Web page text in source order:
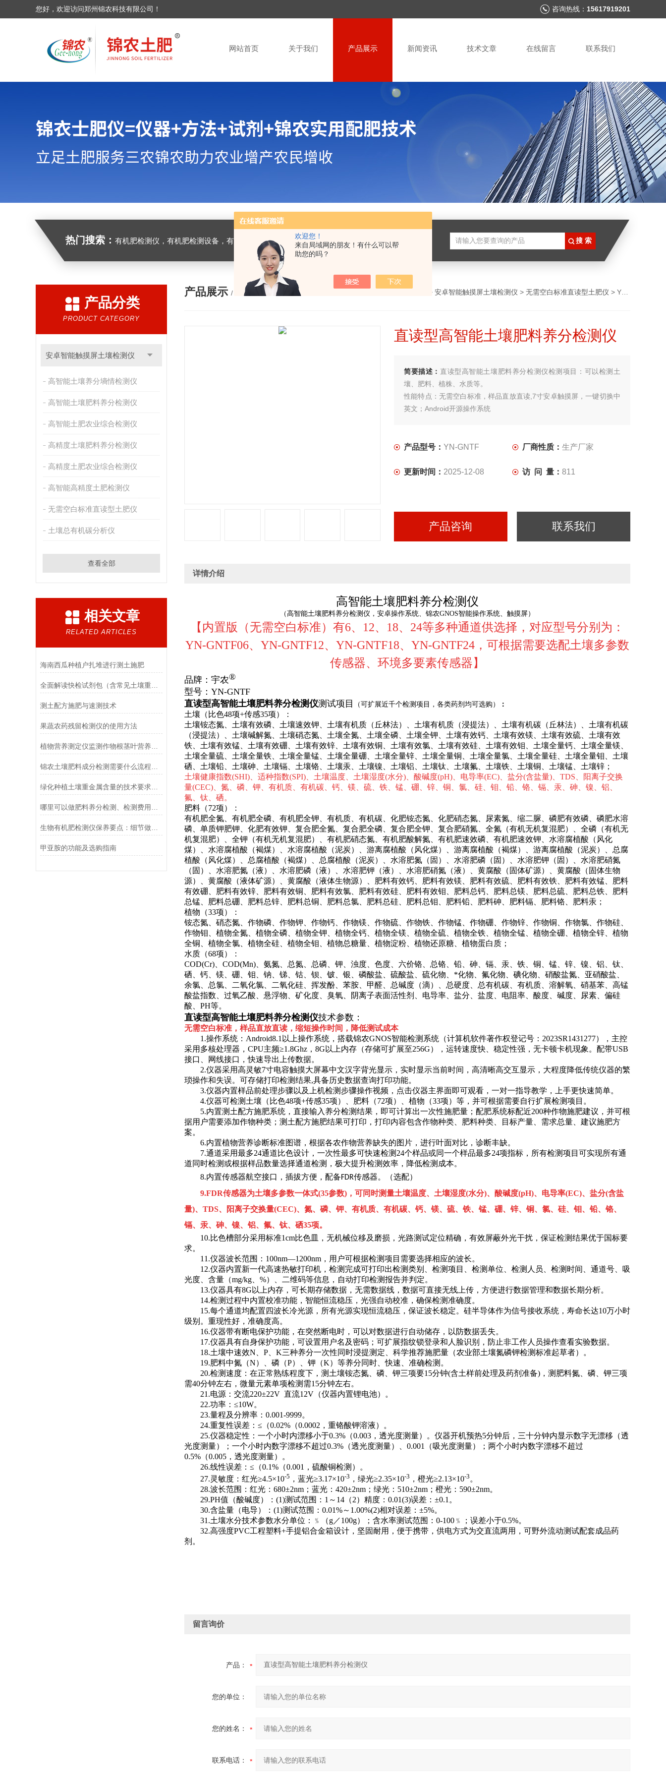
欢迎您！
来自局域网的朋友！有什么可以帮
助您的吗？
您好，欢迎访问郑州锦农科技有限公司！ 咨询热线： 15617919201
网站首页 关于我们 产品展示 新闻资讯 技术文章 在线留言 联系我们
热门搜索： 有机肥检测仪，有机肥检测设备，有机肥实验室设备，生物有机肥检测仪器，有机肥化验仪，有机肥实验室建设
产品分类
PRODUCT CATEGORY
安卓智能触摸屏土壤检测仪
高智能土壤养分墒情检测仪
高智能土壤肥料养分检测仪
高智能土肥农业综合检测仪
高精度土壤肥料养分检测仪
高精度土肥农业综合检测仪
高智能高精度土肥检测仪
无需空白标准直读型土肥仪
土壤总有机碳分析仪
查看全部
相关文章
RELATED ARTICLES
海南西瓜种植户扎堆进行测土施肥
全面解读快检试剂包（含常见土壤重金属快检）是什么？
测土配方施肥与速测技术
果蔬农药残留检测仪的使用方法
植物营养测定仪监测作物根茎叶营养元素需求
绿化种植土壤重金属含量的技术要求及检测仪器
生物有机肥检测仪保养要点：细节做对，省心又耐用
甲亚胺的功能及选购指南
产品展示 / PRODUCTS > 安卓智能触摸屏土壤检测仪 > 无需空白标准直读型土肥仪 > YN-GNTF直读型高智能土壤肥料养分检测仪
直读型高智能土壤肥料养分检测仪
简要描述： 直读型高智能土壤肥料养分检测仪检测项目：可以检测土
壤、肥料、植株、水质等。
性能特点：无需空白标准，样品直放直读,7寸安卓触摸屏，一键切换中
英文；Android开源操作系统
产品型号： YN-GNTF 厂商性质： 生产厂家
更新时间： 2025-12-08 访 问 量： 811
产品咨询 联系我们
详情介绍
高智能土壤肥料养分检测仪
（高智能土壤肥料养分检测仪，安卓操作系统、锦农GNOS智能操作系统、触摸屏）
【 内置版（无需空白标准） 有6、12、18、24等多种通道供选择， 对应型号分别为：
YN-GNTF06、 YN-GNTF12、 YN-GNTF18、 YN-GNTF24， 可根据需要选配土壤多参数
传感器、环境多要素传感器】
品牌：宇农®
型号：YN-GNTF
直读型高智能土壤肥料养分检测仪测试项目 （可扩展近千个检测项目，各类药剂均可选购） ：
土壤（比色48项+传感35项）：
土壤铵态氮、土壤有效磷、土壤速效钾、土壤有机质（丘林法）、土壤有机质（浸提法）、土壤有机碳（丘林法）、土壤有机碳
（浸提法）、土壤碱解氮、土壤硝态氮、土壤全氮、土壤全磷、土壤全钾、土壤有效钙、土壤有效镁、土壤有效硫、土壤有效
铁、土壤有效锰、土壤有效硼、土壤有效锌、土壤有效铜、土壤有效氯、土壤有效硅、土壤有效钼、土壤全量钙、土壤全量镁、
土壤全量硫、土壤全量铁、土壤全量锰、土壤全量硼、土壤全量锌、土壤全量铜、土壤全量氯、土壤全量硅、土壤全量钼、土壤
硒、土壤铅、土壤砷、土壤镉、土壤铬、土壤汞、土壤镍、土壤铝、土壤钛、土壤氟、土壤铁、土壤铜、土壤锰、土壤锌；
土壤健康指数(SHI)、适种指数(SPI)、土壤温度、土壤湿度(水分)、酸碱度(pH)、电导率(EC)、盐分(含盐量)、TDS、阳离子交换
量(CEC)、氮、磷、钾、有机质、有机碳、钙、镁、硫、铁、锰、硼、锌、铜、氯、硅、钼、铅、铬、镉、汞、砷、镍、铝、
氟、钛、硒。
肥料（72项）：
有机肥全氮、有机肥全磷、有机肥全钾、有机质、有机碳、化肥铵态氮、化肥硝态氮、尿素氮、缩二脲、磷肥有效磷、磷肥水溶
磷、单质钾肥钾、化肥有效钾、复合肥全氮、复合肥全磷、复合肥全钾、复合肥硝氮、全氮（有机无机复混肥）、全磷（有机无
机复混肥）、全钾（有机无机复混肥）、有机肥硝态氮、有机肥酸解氮、有机肥速效磷、有机肥速效钾、水溶腐植酸（风化
煤）、水溶腐植酸（褐煤）、水溶腐植酸（泥炭）、游离腐植酸（风化煤）、游离腐植酸（褐煤）、游离腐植酸（泥炭）、总腐
植酸（风化煤）、总腐植酸（褐煤）、总腐植酸（泥炭）、水溶肥氮（固）、水溶肥磷（固）、水溶肥钾（固）、水溶肥硝氮
（固）、水溶肥氮（液）、水溶肥磷（液）、水溶肥钾（液）、水溶肥硝氮（液）、黄腐酸（固体矿源）、黄腐酸（固体生物
源）、黄腐酸（液体矿源）、黄腐酸（液体生物源）、肥料有效钙、肥料有效镁、肥料有效硫、肥料有效铁、肥料有效锰、肥料
有效硼、肥料有效锌、肥料有效铜、肥料有效氯、肥料有效硅、肥料有效钼、肥料总钙、肥料总镁、肥料总硫、肥料总铁、肥料
总锰、肥料总硼、肥料总锌、肥料总铜、肥料总氯、肥料总硅、肥料总钼、肥料铅、肥料砷、肥料镉、肥料铬、肥料汞；
植物（33项）：
铵态氮、硝态氮、作物磷、作物钾、作物钙、作物镁、作物硫、作物铁、作物锰、作物硼、作物锌、作物铜、作物氯、作物硅、
作物钼、植物全氮、植物全磷、植物全钾、植物全钙、植物全镁、植物全硫、植物全铁、植物全锰、植物全硼、植物全锌、植物
全铜、植物全氯、植物全硅、植物全钼、植物总糖量、植物淀粉、植物还原糖、植物蛋白质；
水质（68项）：
COD(Cr)、COD(Mn)、氨氮、总氮、总磷、钾、浊度、色度、六价铬、总铬、铅、砷、镉、汞、铁、铜、锰、锌、镍、铝、钛、
硒、钙、镁、硼、钼、钠、锑、钴、钡、铍、银、磷酸盐、硫酸盐、硫化物、*化物、氟化物、碘化物、硝酸盐氮、亚硝酸盐、
余氯、总氯、二氧化氯、二氧化硅、挥发酚、苯胺、甲醛、总碱度（滴）、总硬度、总有机碳、有机质、溶解氧、硝基苯、高锰
酸盐指数、过氧乙酸、悬浮物、矿化度、臭氧、阴离子表面活性剂、电导率、盐分、盐度、电阻率、酸度、碱度、尿素、偏硅
酸、PH等。
直读型高智能土壤肥料养分检测仪技术参数：
无需空白标准，样品直放直读 ， 缩短操作时间，降低测试成本
1.操作系统：Android8.1以上操作系统，搭载锦农GNOS智能检测系统（计算机软件著作权登记号：2023SR1431277），主控
采用多核处理器，CPU主频≥1.8Ghz，8G以上内存（存储可扩展至256G），运转速度快、稳定性强，无卡顿卡机现象。配带USB
接口、网线接口，快速导出上传数据。
2.仪器采用高灵敏7寸电容触摸大屏幕中文汉字背光显示，实时显示当前时间，高清晰高交互显示，大程度降低传统仪器的繁
琐操作和失误。可存储打印检测结果,具备历史数据查询打印功能。
3.仪器内置样品前处理步骤以及上机检测步骤操作视频，点击仪器主界面即可观看，一对一指导教学，上手更快速简单。
4.仪器可检测土壤（比色48项+传感35项）、肥料（72项）、植物（33项）等，并可根据需要自行扩展检测项目。
5.内置测土配方施肥系统，直接输入养分检测结果，即可计算出一次性施肥量；配肥系统标配近200种作物施肥建议，并可根
据用户需要添加作物种类；测土配方施肥结果可打印，打印内容包含作物种类、肥料种类、目标产量、需求总量、建议施肥方
案。
6.内置植物营养诊断标准图谱，根据各农作物营养缺失的图片，进行叶面对比，诊断丰缺。
7.通道采用最多24通道比色设计，一次性最多可快速检测24个样品或同一个样品最多24项指标，所有检测项目可实现所有通
道同时检测或根据样品数量选择通道检测，极大提升检测效率，降低检测成本。
8.内置传感器航空接口，插拔方便，配备FDR传感器。
（选配）
9.FDR传感器为土壤多参数一体式(35参数)， 可同时测量土壤温度、土壤湿度(水分)、酸碱度(pH)、电导率(EC)、盐分(含盐
量)、TDS、阳离子交换量(CEC)、氮、磷、钾、有机质、有机碳、钙、镁、硫、铁、锰、硼、锌、铜、氯、硅、钼、铅、铬、
镉、汞、砷、镍、铝、氟、钛、硒35项。
10.比色槽部分采用标准1cm比色皿，无机械位移及磨损，光路测试定位精确，有效屏蔽外光干扰，保证检测结果优于国标要
求。
11.仪器波长范围：100nm—1200nm，用户可根据检测项目需要选择相应的波长。
12.仪器内置新一代高速热敏打印机，检测完成可打印出检测类别、检测项目、检测单位、检测人员、检测时间、通道号、吸
光度、含量（mg/kg、%）、二维码等信息，自动打印检测报告并判定。
13.仪器具有8G以上内存，可长期存储数据，无需数据线，数据可直接无线上传，方便进行数据管理和数据长期分析。
14.检测过程中内置校准功能，智能恒流稳压，光强自动校准，确保检测准确度。
15.每个通道均配置四波长冷光源，所有光源实现恒流稳压，保证波长稳定。硅半导体作为信号接收系统，寿命长达10万小时
级别。重现性好，准确度高。
16.仪器带有断电保护功能，在突然断电时，可以对数据进行自动储存，以防数据丢失。
17.仪器具有自身保护功能，可设置用户名及密码；可扩展指纹锁登录和人脸识别，防止非工作人员操作查看实验数据。
18.土壤中速效N、P、K三种养分一次性同时浸提测定、科学推荐施肥量（农业部土壤氮磷钾检测标准起草者）。
19.肥料中氮（N）、磷（P）、钾（K）等养分同时、快速、准确检测。
20.检测速度：在正常熟练程度下，测土壤铵态氮、磷、钾三项要15分钟(含土样前处理及药剂准备)，测肥料氮、磷、钾三项
需40分钟左右，微量元素单项检测需15分钟左右。
21.电源：交流220±22V 直流12V（仪器内置锂电池）。
22.功率：≤10W。
23.量程及分辨率：0.001-9999。
24.重复性误差：≤（0.02%（0.0002，重铬酸钾溶液）。
25.仪器稳定性：一个小时内漂移小于0.3%（0.003，透光度测量）。仪器开机预热5分钟后，三十分钟内显示数字无漂移（透
光度测量）；一个小时内数字漂移不超过0.3%（透光度测量）、0.001（吸光度测量）；两个小时内数字漂移不超过
0.5%（0.005，透光度测量）。
26.线性误差：≤（0.1%（0.001，硫酸铜检测）。
27.灵敏度：红光≥4.5×10-5 ，蓝光≥3.17×10-3 ，绿光≥2.35×10-3 ，橙光≥2.13×10-3 。
28.波长范围：红光：680±2nm；蓝光：420±2nm；绿光：510±2nm；橙光：590±2nm。
29.PH值（酸碱度）：(1)测试范围：1～14（2）精度：0.01(3)误差：±0.1。
30.含盐量（电导）：(1)测试范围：0.01%～1.00%(2)相对误差：±5%。
31.土壤水分技术参数水分单位：﹪（g／100g）；含水率测试范围：0-100﹪；误差小于0.5%。
32.高强度PVC工程塑料+手提铝合金箱设计，坚固耐用，便于携带，供电方式为交直流两用，可野外流动测试配套成品药
剂。
留言询价
产品：
您的单位：
您的姓名：
联系电话：